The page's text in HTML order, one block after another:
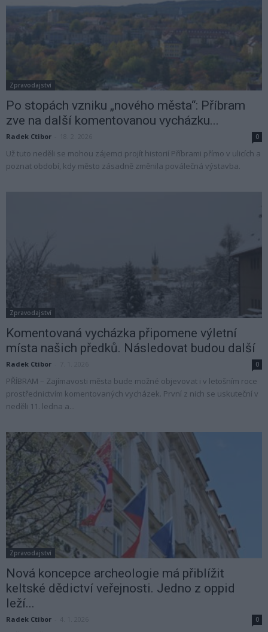
Zpravodajství
Po stopách vzniku „nového města“: Příbram
zve na další komentovanou vycházku...
Radek Ctibor 0
Už tuto neděli se mohou zájemci projít historií Příbrami přímo v ulicích a
poznat období, kdy město zásadně změnila poválečná výstavba.
Zpravodajství
Komentovaná vycházka připomene výletní
místa našich předků. Následovat budou další
Radek Ctibor 0
PŘÍBRAM – Zajímavosti města bude možné objevovat i v letošním roce
prostřednictvím komentovaných vycházek. První z nich se uskuteční v
neděli 11. ledna a...
Zpravodajství
Nová koncepce archeologie má přiblížit
keltské dědictví veřejnosti. Jedno z oppid
leží...
Radek Ctibor 0